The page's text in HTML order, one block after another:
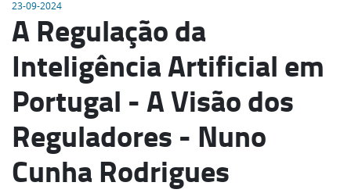
23-09-2024
A Regulação da
Inteligência Artificial em
Portugal - A Visão dos
Reguladores - Nuno
Cunha Rodrigues